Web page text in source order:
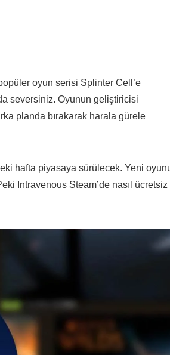
oyun serisi Splinter Cell’e
seversiniz. Oyunun geliştiricisi
planda bırakarak harala gürele
hafta piyasaya sürülecek. Yeni
Intravenous Steam’de nasıl ücretsiz